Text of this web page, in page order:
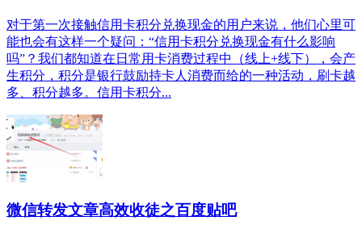
对于第一次接触信用卡积分兑换现金的用户来说，他们心里可
能也会有这样一个疑问：“信用卡积分兑换现金有什么影响
吗”？我们都知道在日常用卡消费过程中（线上+线下），会产
生积分，积分是银行鼓励持卡人消费而给的一种活动，刷卡越
多、积分越多。信用卡积分...
微信转发文章高效收徒之百度贴吧